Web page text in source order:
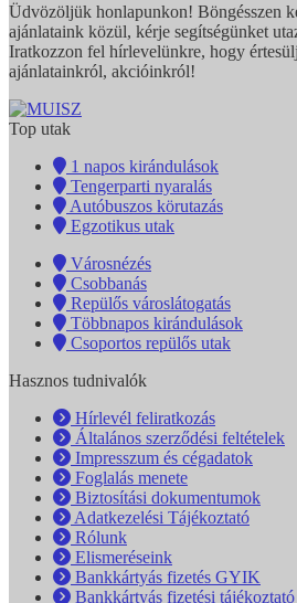
Üdvözöljük honlapunkon! Böngésszen
ajánlataink közül, kérje segítségünket
Iratkozzon fel hírlevelünkre, hogy
ajánlatainkról, akcióinkról!
Top utak
1 napos kirándulások
Tengerparti nyaralás
Autóbuszos körutazás
Egzotikus utak
Városnézés
Csobbanás
Repülős városlátogatás
Többnapos kirándulások
Csoportos repülős utak
Hasznos tudnivalók
Hírlevél feliratkozás
Általános szerződési feltételek
Impresszum és cégadatok
Foglalás menete
Biztosítási dokumentumok
Adatkezelési Tájékoztató
Rólunk
Elismeréseink
Bankkártyás fizetés GYIK
Bankkártyás fizetési tájékoztató